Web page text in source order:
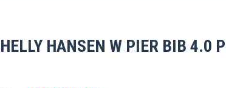
HELLY HANSEN W PIER BIB 4.0